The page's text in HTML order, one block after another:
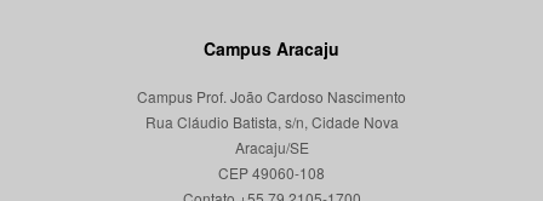
Campus Aracaju
Campus Prof. João Cardoso Nascimento
Rua Cláudio Batista, s/n, Cidade Nova
Aracaju/SE
CEP 49060-108